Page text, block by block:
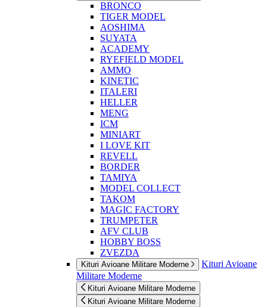
BRONCO
TIGER MODEL
AOSHIMA
SUYATA
ACADEMY
RYEFIELD MODEL
AMMO
KINETIC
ITALERI
HELLER
MENG
ICM
MINIART
I LOVE KIT
REVELL
BORDER
TAMIYA
MODEL COLLECT
TAKOM
MAGIC FACTORY
TRUMPETER
AFV CLUB
HOBBY BOSS
ZVEZDA
Kituri Avioane Militare Moderne
Kituri Avioane
Militare Moderne
Kituri Avioane Militare Moderne
Kituri Avioane Militare Moderne